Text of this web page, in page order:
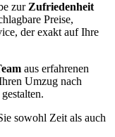
zur Zufriedenheit
Preise,
der exakt auf Ihre
aus erfahrenen
Umzug nach
sowohl Zeit als auch